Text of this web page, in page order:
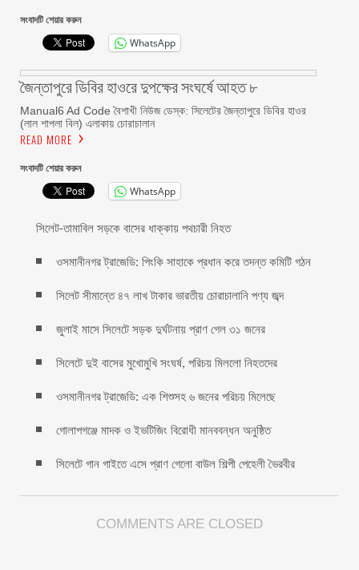
সংবাদটি শেয়ার করুন
WhatsApp
জৈন্তাপুরে ডিবির হাওরে দুপক্ষের সংঘর্ষে আহত ৮
Manual6 Ad Code বৈশাখী নিউজ ডেস্ক: সিলেটের জৈন্তাপুরে ডিবির হাওর
(লাল শাপলা বিল) এলাকায় চোরাচালান
READ MORE
সংবাদটি শেয়ার করুন
WhatsApp
সিলেট-তামাবিল সড়কে বাসের ধাক্কায় পথচারী নিহত
ওসমানীনগর ট্রাজেডি: পিংকি সাহাকে প্রধান করে তদন্ত কমিটি গঠন
সিলেট সীমান্তে ৪৭ লাখ টাকার ভারতীয় চোরাচালানি পণ্য জব্দ
জুলাই মাসে সিলেটে সড়ক দুর্ঘটনায় প্রাণ গেল ৩১ জনের
সিলেটে দুই বাসের মুখোমুখি সংঘর্ষ, পরিচয় মিললো নিহতদের
ওসমানীনগর ট্রাজেডি: এক শিশুসহ ৬ জনের পরিচয় মিলেছে
গোলাপগঞ্জে মাদক ও ইভটিজিং বিরোধী মানববন্ধন অনুষ্ঠিত
সিলেটে গান গাইতে এসে প্রাণ গেলো বাউল শিল্পী পেহেলী ভৈরবীর
COMMENTS ARE CLOSED